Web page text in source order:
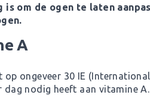
om de ogen te laten
A
ongeveer 30 IE
nodig heeft aan vitamine